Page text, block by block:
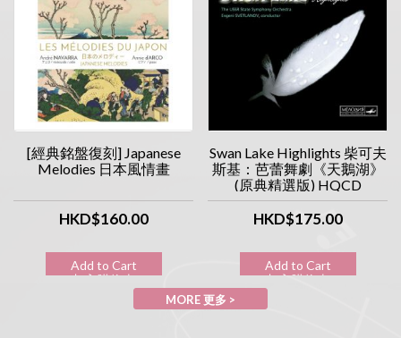
[經典銘盤復刻] Japanese
Melodies 日本風情畫
HKD$160.00
Add to Cart
加入購物車
Swan Lake Highlights 柴可夫
斯基：芭蕾舞劇《天鵝湖》
(原典精選版) HQCD
HKD$175.00
Add to Cart
加入購物車
MORE 更多 >